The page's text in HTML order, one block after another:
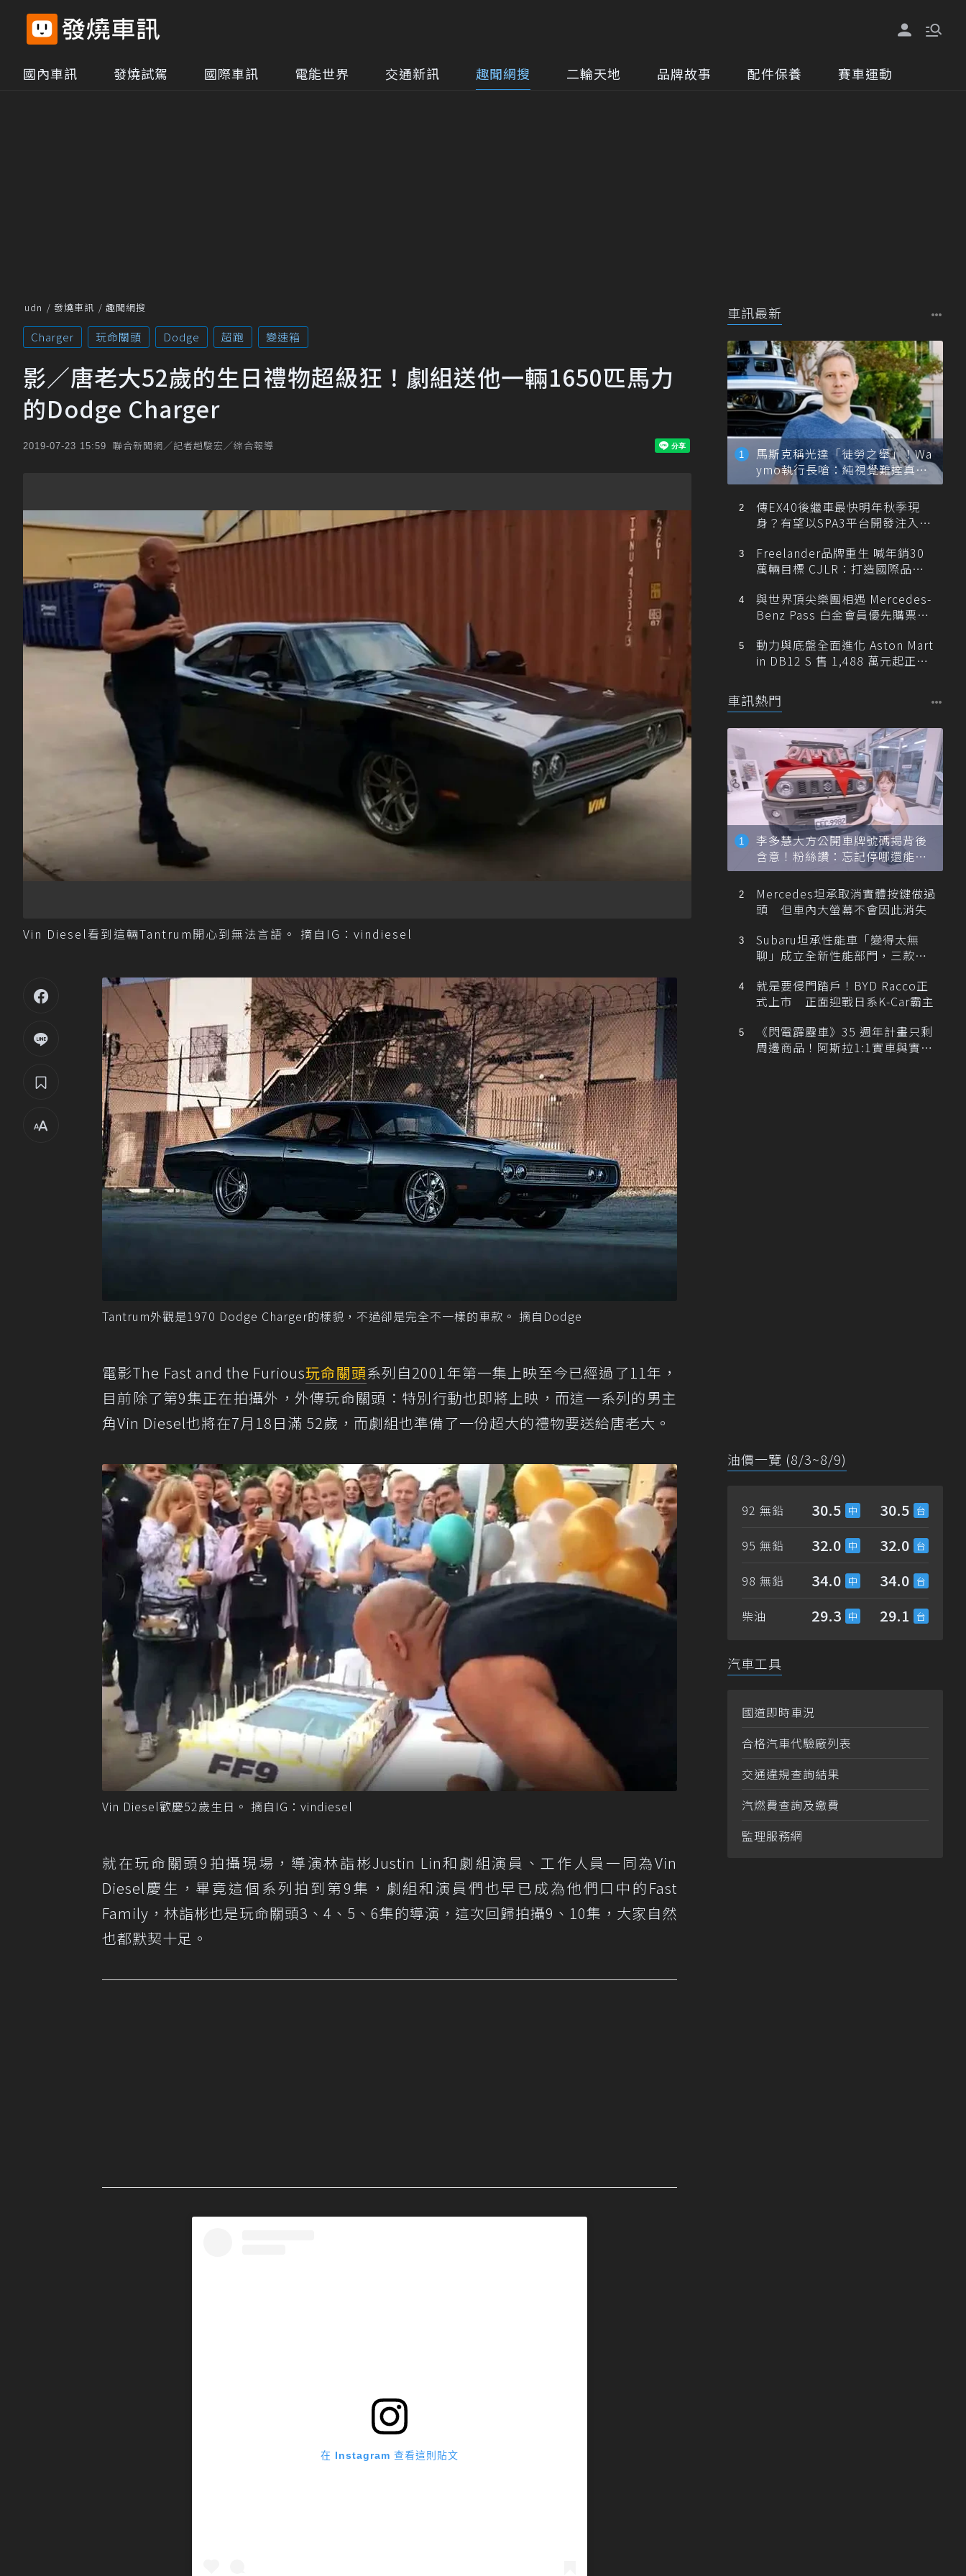
國內車訊 發燒試駕 國際車訊 電能世界 交通新訊 趣聞網搜 二輪天地 品牌故事 配件保養 賽車運動
udn 發燒車訊 趣聞網搜
Charger 玩命關頭 Dodge 超跑 變速箱
影／唐老大52歲的生日禮物超級狂！劇組送他一輛1650匹馬力
的Dodge Charger
2019-07-23 15:59 聯合新聞網／記者趙駿宏／綜合報導
Vin Diesel看到這輛Tantrum開心到無法言語。 摘自IG：vindiesel
Tantrum外觀是1970 Dodge Charger的樣貌，不過卻是完全不一樣的車款。 摘自Dodge
電影The Fast and the Furious玩命關頭系列自2001年第一集上映至今已經過了11年，
目前除了第9集正在拍攝外，外傳玩命關頭：特別行動也即將上映，而這一系列的男主
角Vin Diesel也將在7月18日滿 52歲，而劇組也準備了一份超大的禮物要送給唐老大。
Vin Diesel歡慶52歲生日。 摘自IG：vindiesel
就在玩命關頭9拍攝現場，導演林詣彬Justin Lin和劇組演員、工作人員一同為Vin
Diesel慶生，畢竟這個系列拍到第9集，劇組和演員們也早已成為他們口中的Fast
Family，林詣彬也是玩命關頭3、4、5、6集的導演，這次回歸拍攝9、10集，大家自然
也都默契十足。
在 Instagram 查看這則貼文
車訊最新
馬斯克稱光達「徒勞之舉」！Wa
ymo執行長嗆：純視覺難達真正
自動駕駛
傳EX40後繼車最快明年秋季現
身？有望以SPA3平台開發注入80
Freelander品牌重生 喊年銷30
萬輛目標 CJLR：打造國際品牌
與世界頂尖樂團相遇 Mercedes-
Benz Pass 白金會員優先購票維
動力與底盤全面進化 Aston Mart
in DB12 S 售 1,488 萬元起正式
車訊熱門
李多慧大方公開車牌號碼揭背後
含意！粉絲讚：忘記停哪還能幫
忙找車
Mercedes坦承取消實體按鍵做過
頭 但車內大螢幕不會因此消失
Subaru坦承性能車「變得太無
聊」成立全新性能部門，三款手
就是要侵門踏戶！BYD Racco正
式上市 正面迎戰日系K-Car霸主
《閃電霹靂車》35 週年計畫只剩
周邊商品！阿斯拉1:1實車與實體
油價一覽 (8/3~8/9)
92 無鉛 30.5 30.5
95 無鉛 32.0 32.0
98 無鉛 34.0 34.0
柴油 29.3 29.1
汽車工具
國道即時車況
合格汽車代驗廠列表
交通違規查詢結果
汽燃費查詢及繳費
監理服務網